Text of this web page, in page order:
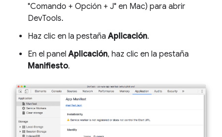
"Comando + Opción + J" en Mac) para abrir
DevTools.
Haz clic en la pestañaAplicación.
En el panelAplicación, haz clic en la pestaña
Manifiesto.